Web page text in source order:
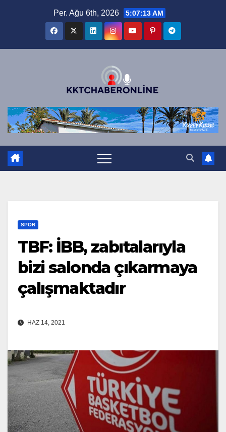
Per. Ağu 6th, 2026 5:07:14 AM
SPOR
TBF: İBB, zabıtalarıyla
bizi salonda çıkarmaya
çalışmaktadır
HAZ 14, 2021